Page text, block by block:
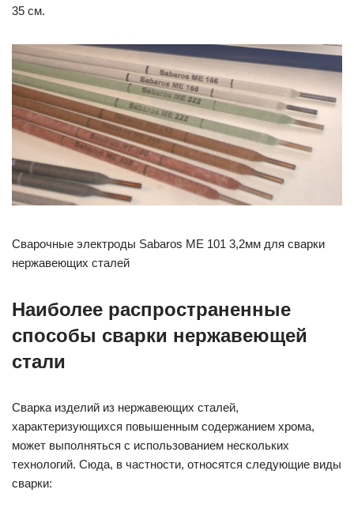
35 см.
Сварочные электроды Sabaros ME 101 3,2мм для сварки
нержавеющих сталей
Наиболее распространенные
способы сварки нержавеющей
стали
Сварка изделий из нержавеющих сталей,
характеризующихся повышенным содержанием хрома,
может выполняться с использованием нескольких
технологий. Сюда, в частности, относятся следующие виды
сварки: